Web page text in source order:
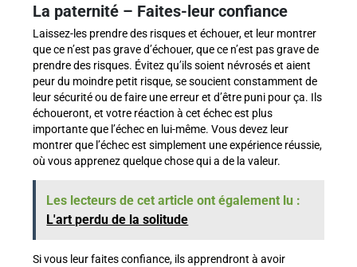
La paternité – Faites-leur confiance
Laissez-les prendre des risques et échouer, et leur montrer
que ce n’est pas grave d’échouer, que ce n’est pas grave de
prendre des risques. Évitez qu’ils soient névrosés et aient
peur du moindre petit risque, se soucient constamment de
leur sécurité ou de faire une erreur et d’être puni pour ça. Ils
échoueront, et votre réaction à cet échec est plus
importante que l’échec en lui-même. Vous devez leur
montrer que l’échec est simplement une expérience réussie,
où vous apprenez quelque chose qui a de la valeur.
Les lecteurs de cet article ont également lu :
L'art perdu de la solitude
Si vous leur faites confiance, ils apprendront à avoir